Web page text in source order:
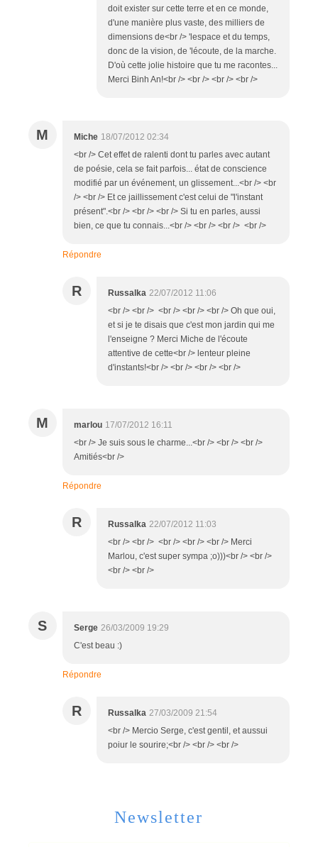
doit exister sur cette terre et en ce monde,
d'une manière plus vaste, des milliers de
dimensions de<br /> 'lespace et du temps,
donc de la vision, de 'lécoute, de la marche.
D'où cette jolie histoire que tu me racontes...
Merci Binh An!<br /> <br /> <br /> <br />
M Miche 18/07/2012 02:34
<br /> Cet effet de ralenti dont tu parles avec autant
de poésie, cela se fait parfois... état de conscience
modifié par un événement, un glissement...<br /> <br
/> <br /> Et ce jaillissement c'est celui de "l'instant
présent".<br /> <br /> <br /> Si tu en parles, aussi
bien, ce que tu connais...<br /> <br /> <br /> <br />
Répondre
R Russalka 22/07/2012 11:06
<br /> <br /> <br /> <br /> <br /> Oh que oui,
et si je te disais que c'est mon jardin qui me
l'enseigne ? Merci Miche de l'écoute
attentive de cette<br /> lenteur pleine
d'instants!<br /> <br /> <br /> <br />
M marlou 17/07/2012 16:11
<br /> Je suis sous le charme...<br /> <br /> <br />
Amitiés<br />
Répondre
R Russalka 22/07/2012 11:03
<br /> <br /> <br /> <br /> <br /> Merci
Marlou, c'est super sympa ;o)))<br /> <br />
<br /> <br />
S Serge 26/03/2009 19:29
C'est beau :)
Répondre
R Russalka 27/03/2009 21:54
<br /> Mercio Serge, c'est gentil, et aussui
poiur le sourire;<br /> <br /> <br />
Newsletter